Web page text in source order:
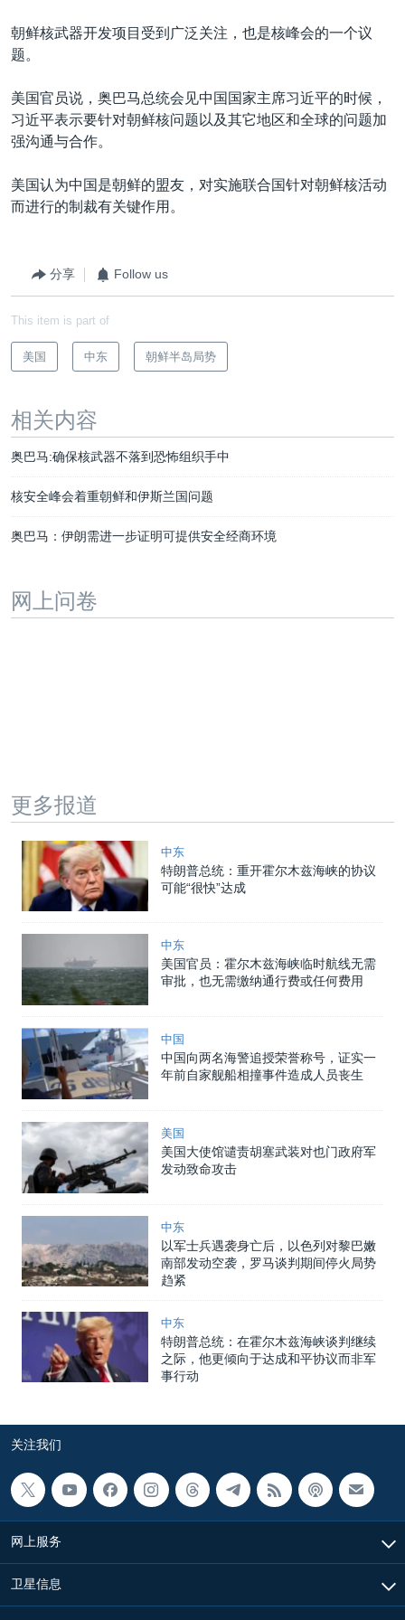
朝鲜核武器开发项目受到广泛关注，也是核峰会的一个议
题。
美国官员说，奥巴马总统会见中国国家主席习近平的时候，
习近平表示要针对朝鲜核问题以及其它地区和全球的问题加
强沟通与合作。
美国认为中国是朝鲜的盟友，对实施联合国针对朝鲜核活动
而进行的制裁有关键作用。
分享 Follow us
This item is part of
美国 中东 朝鲜半岛局势
相关内容
奥巴马:确保核武器不落到恐怖组织手中
核安全峰会着重朝鲜和伊斯兰国问题
奥巴马：伊朗需进一步证明可提供安全经商环境
网上问卷
更多报道
中东
特朗普总统：重开霍尔木兹海峡的协议
可能“很快”达成
中东
美国官员：霍尔木兹海峡临时航线无需
审批，也无需缴纳通行费或任何费用
中国
中国向两名海警追授荣誉称号，证实一
年前自家舰船相撞事件造成人员丧生
美国
美国大使馆谴责胡塞武装对也门政府军
发动致命攻击
中东
以军士兵遇袭身亡后，以色列对黎巴嫩
南部发动空袭，罗马谈判期间停火局势
趋紧
中东
特朗普总统：在霍尔木兹海峡谈判继续
之际，他更倾向于达成和平协议而非军
事行动
关注我们
网上服务
卫星信息